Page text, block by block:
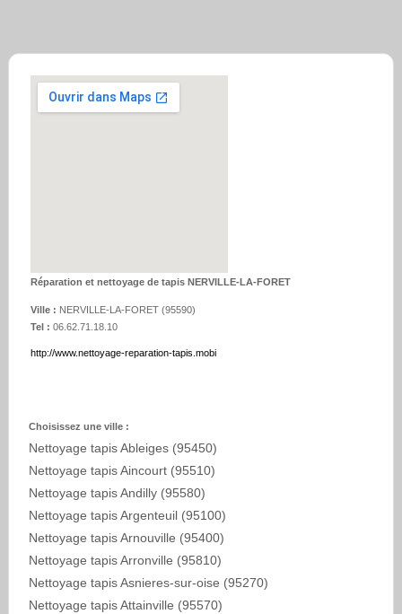
Réparation et nettoyage de tapis NERVILLE-LA-FORET
Ville : NERVILLE-LA-FORET(95590)
Tel : 06.62.71.18.10
http://www.nettoyage-reparation-tapis.mobi
Choisissez une ville :
Nettoyage tapis Ableiges (95450)
Nettoyage tapis Aincourt (95510)
Nettoyage tapis Andilly (95580)
Nettoyage tapis Argenteuil (95100)
Nettoyage tapis Arnouville (95400)
Nettoyage tapis Arronville (95810)
Nettoyage tapis Asnieres-sur-oise (95270)
Nettoyage tapis Attainville (95570)